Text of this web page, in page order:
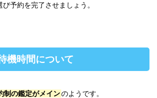
予約を完了させましょう。
機時間について
制の鑑定がメインのようです。